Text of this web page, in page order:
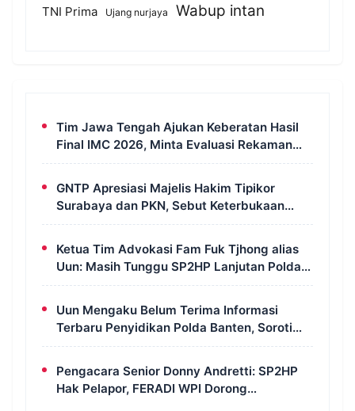
TNI Prima
Ujang nurjaya Wabup intan
Tim Jawa Tengah Ajukan Keberatan Hasil
Final IMC 2026, Minta Evaluasi Rekaman
dan Scorecard Juri
GNTP Apresiasi Majelis Hakim Tipikor
Surabaya dan PKN, Sebut Keterbukaan
Informasi Jadi Instrumen Pengawasan
Ketua Tim Advokasi Fam Fuk Tjhong alias
Uun: Masih Tunggu SP2HP Lanjutan Polda
Banten
Uun Mengaku Belum Terima Informasi
Terbaru Penyidikan Polda Banten, Soroti
Transparansi Perkara
Pengacara Senior Donny Andretti: SP2HP
Hak Pelapor, FERADI WPI Dorong